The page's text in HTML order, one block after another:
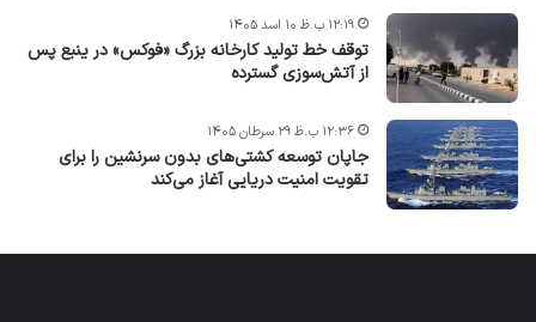
توقف خط تولید کارخانه بزرگ «فوکس» در ینبع پس
از آتش‌سوزی گسترده
۱۲:۱۹ ب.ظ ۱۰ اسد ۱۴۰۵
جاپان توسعه کشتی‌های بدون سرنشین را برای
تقویت امنیت دریایی آغاز می‌کند
۱۲:۳۶ ب.ظ ۲۹ سرطان ۱۴۰۵